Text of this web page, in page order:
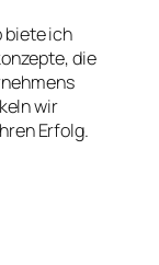
biete ich
die
wir
Erfolg.